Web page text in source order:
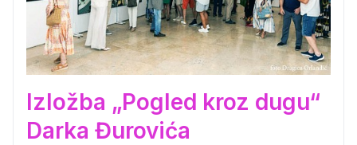
Izložba „Pogled kroz dugu“
Darka Đurovića